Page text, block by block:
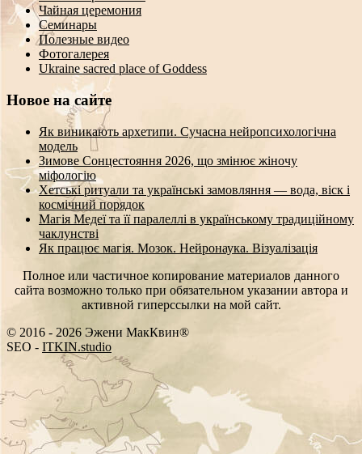
Чайная церемония
Семинары
Полезные видео
Фотогалерея
Ukraine sacred place of Goddess
Новое на сайте
Як виникають архетипи. Сучасна нейропсихологічна
модель
Зимове Сонцестояння 2026, що змінює жіночу
міфологію
Хетські ритуали та українські замовляння — вода, віск і
космічний порядок
Магія Медеї та її паралеллі в українському традиційному
чаклунстві
Як працює магія. Мозок. Нейронаука. Візуалізація
Полное или частичное копирование материалов данного
сайта возможно только при обязательном указании автора и
активной гиперссылки на мой сайт.
© 2016 - 2026 Эжени МакКвин®
\PC-ITKIN.studio